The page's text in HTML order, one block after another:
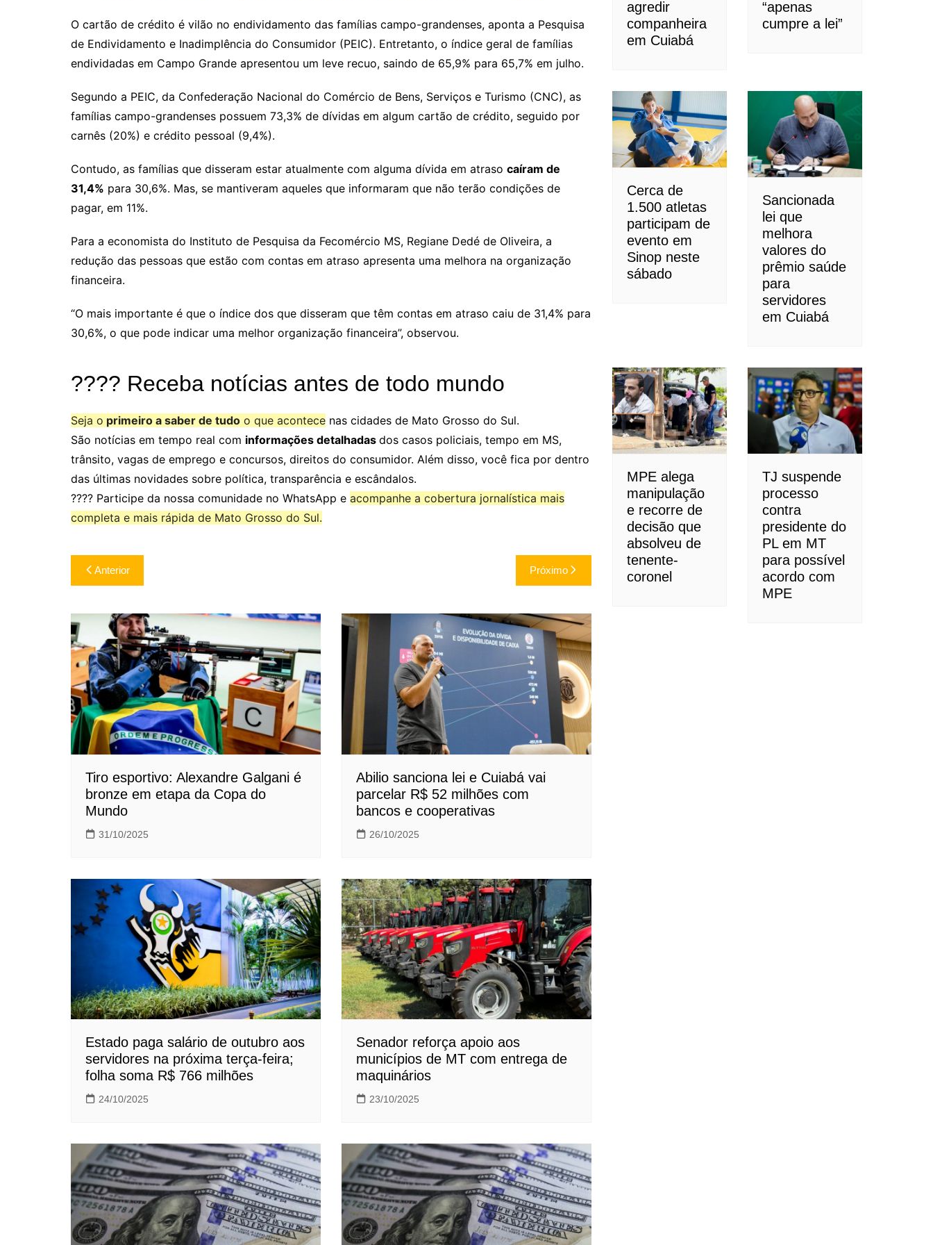
p
y
Li
n
k
at
s
A
p
p
e
gr
a
m
er t
k
e
dI
n
ai
l
o
gl
e
Cl
a
sr
o
m
s
s
e
n
g
s
s
a
g
e
lo
o
k.
c
o
y
p
e
h
o
o
M
ai
e
a
d
s
ai
l
ar
e
O cartão de crédito é vilão no endividamento das famílias campo-grandenses, aponta a Pesquisa
de Endividamento e Inadimplência do Consumidor (PEIC). Entretanto, o índice geral de famílias
endividadas em Campo Grande apresentou um leve recuo, saindo de 65,9% para 65,7% em julho.
Segundo a PEIC, da Confederação Nacional do Comércio de Bens, Serviços e Turismo (CNC), as
famílias campo-grandenses possuem 73,3% de dívidas em algum cartão de crédito, seguido por
carnês (20%) e crédito pessoal (9,4%).
Contudo, as famílias que disseram estar atualmente com alguma dívida em atraso caíram de
31,4% para 30,6%. Mas, se mantiveram aqueles que informaram que não terão condições de
pagar, em 11%.
Para a economista do Instituto de Pesquisa da Fecomércio MS, Regiane Dedé de Oliveira, a
redução das pessoas que estão com contas em atraso apresenta uma melhora na organização
financeira.
“O mais importante é que o índice dos que disseram que têm contas em atraso caiu de 31,4% para
30,6%, o que pode indicar uma melhor organização financeira”, observou.
???? Receba notícias antes de todo mundo
Seja o primeiro a saber de tudo o que acontece nas cidades de Mato Grosso do Sul.
São notícias em tempo real com informações detalhadas dos casos policiais, tempo em MS,
trânsito, vagas de emprego e concursos, direitos do consumidor. Além disso, você fica por dentro
das últimas novidades sobre política, transparência e escândalos.
???? Participe da nossa comunidade no WhatsApp e acompanhe a cobertura jornalística mais
completa e mais rápida de Mato Grosso do Sul.
Navegação
de
Post
Anterior Próximo
Tiro esportivo: Alexandre Galgani é
bronze em etapa da Copa do
Mundo
31/10/2025
Abilio sanciona lei e Cuiabá vai
parcelar R$ 52 milhões com
bancos e cooperativas
26/10/2025
Estado paga salário de outubro aos
servidores na próxima terça-feira;
folha soma R$ 766 milhões
24/10/2025
Senador reforça apoio aos
municípios de MT com entrega de
maquinários
23/10/2025
agredir
companheira
em Cuiabá
“apenas
cumpre a lei”
Cerca de
1.500 atletas
participam de
evento em
Sinop neste
sábado
Sancionada
lei que
melhora
valores do
prêmio saúde
para
servidores
em Cuiabá
MPE alega
manipulação
e recorre de
decisão que
absolveu de
tenente-
coronel
TJ suspende
processo
contra
presidente do
PL em MT
para possível
acordo com
MPE